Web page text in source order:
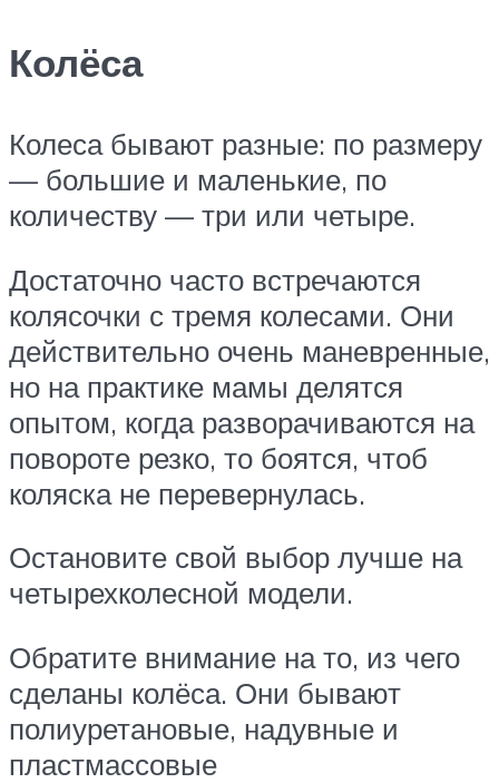
Колёса
Колеса бывают разные: по размеру
— большие и маленькие, по
количеству — три или четыре.
Достаточно часто встречаются
колясочки с тремя колесами. Они
действительно очень маневренные,
но на практике мамы делятся
опытом, когда разворачиваются на
повороте резко, то боятся, чтоб
коляска не перевернулась.
Остановите свой выбор лучше на
четырехколесной модели.
Обратите внимание на то, из чего
сделаны колёса. Они бывают
полиуретановые, надувные и
пластмассовые